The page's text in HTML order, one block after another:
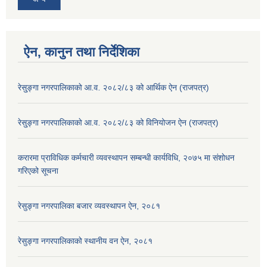
ऐन, कानुन तथा निर्देशिका
रेसु्ङ्गा नगरपालिकाको आ.व. २०८२/८३ को आर्थिक ऐन (राजपत्र)
रेसु्ङ्गा नगरपालिकाको आ.व. २०८२/८३ को विनियोजन ऐन (राजपत्र)
करारमा प्राविधिक कर्मचारी व्यवस्थापन सम्बन्धी कार्यविधि, २०७५ मा संशोधन
गरिएको सूचना
रेसुङ्गा नगरपालिका बजार व्यवस्थापन ऐन, २०८१
रेसुङ्गा नगरपालिकाको स्थानीय वन ऐन, २०८१